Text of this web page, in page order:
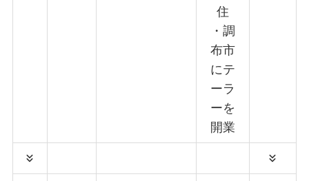
住
・調
布市
にテ
ーラ
ーを
開業